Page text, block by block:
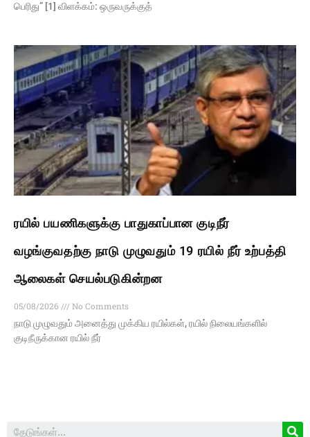
பெரிது” [1] விளக்கம்: ஒருவருக்குத்
ரயில் பயணிகளுக்கு பாதுகாப்பான குடிநீர்
வழங்குவதற்கு நாடு முழுவதும் 19 ரயில் நீர் உற்பத்தி
ஆலைகள் செயல்படுகின்றன
05/08/2026
No Comments
நாடு முழுவதும் அனைத்து முக்கிய ரயில்கள், ரயில் நிலையங்களில்
குடிநீருக்கான ரயில் நீர்